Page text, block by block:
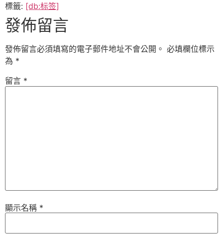
標籤: [db:标签]
發佈留言
發佈留言必須填寫的電子郵件地址不會公開。 必填欄位標示
為 *
留言 *
顯示名稱 *